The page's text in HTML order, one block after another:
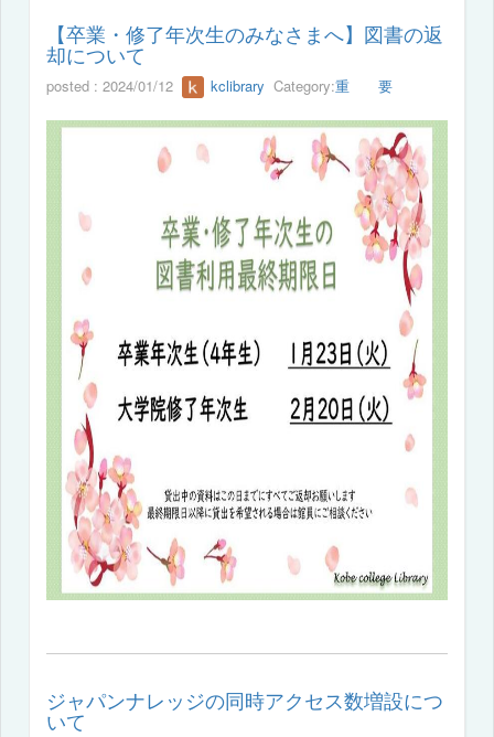
【卒業・修了年次生のみなさまへ】図書の返
却について
posted : 2024/01/12 kclibrary Category:重 要
ジャパンナレッジの同時アクセス数増設につ
いて